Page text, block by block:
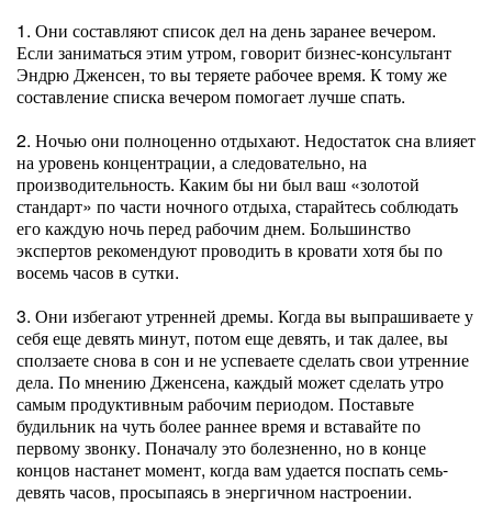
1. Они составляют список дел на день заранее вечером.
Если заниматься этим утром, говорит бизнес-консультант
Эндрю Дженсен, то вы теряете рабочее время. К тому же
составление списка вечером помогает лучше спать.
2. Ночью они полноценно отдыхают. Недостаток сна влияет
на уровень концентрации, а следовательно, на
производительность. Каким бы ни был ваш «золотой
стандарт» по части ночного отдыха, старайтесь соблюдать
его каждую ночь перед рабочим днем. Большинство
экспертов рекомендуют проводить в кровати хотя бы по
восемь часов в сутки.
3. Они избегают утренней дремы. Когда вы выпрашиваете у
себя еще девять минут, потом еще девять, и так далее, вы
сползаете снова в сон и не успеваете сделать свои утренние
дела. По мнению Дженсена, каждый может сделать утро
самым продуктивным рабочим периодом. Поставьте
будильник на чуть более раннее время и вставайте по
первому звонку. Поначалу это болезненно, но в конце
концов настанет момент, когда вам удается поспать семь-
девять часов, просыпаясь в энергичном настроении.